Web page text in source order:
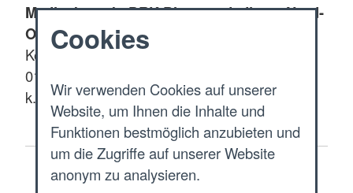
Medienkontakt DRK-Blutspendedienst Nord-
Ost gemeinnützige GmbH
Kerstin Schweiger, Pressesprecherin, Telefon
0173 / 5364689 oder 030 / 80681-118,
k.schweiger@blutspende.de
Start
Cookies
Wir verwenden Cookies auf unserer
Website, um Ihnen die Inhalte und
Funktionen bestmöglich anzubieten und
um die Zugriffe auf unserer Website
anonym zu analysieren.